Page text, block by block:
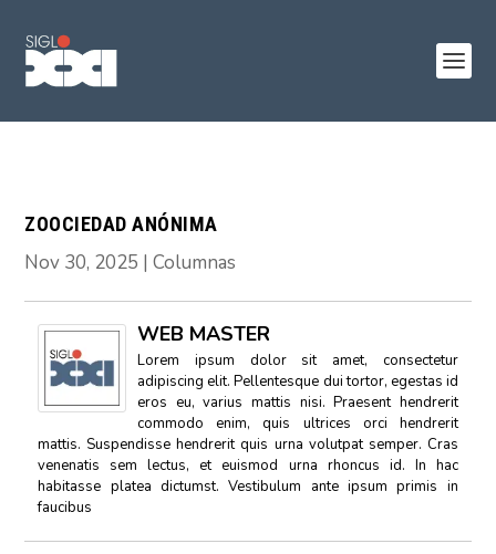
ZOOCIEDAD ANÓNIMA
Nov 30, 2025 |Columnas
WEB MASTER
Lorem ipsum dolor sit amet, consectetur
adipiscing elit. Pellentesque dui tortor, egestas id
eros eu, varius mattis nisi. Praesent hendrerit
commodo enim, quis ultrices orci hendrerit
mattis. Suspendisse hendrerit quis urna volutpat semper. Cras
venenatis sem lectus, et euismod urna rhoncus id. In hac
habitasse platea dictumst. Vestibulum ante ipsum primis in
faucibus